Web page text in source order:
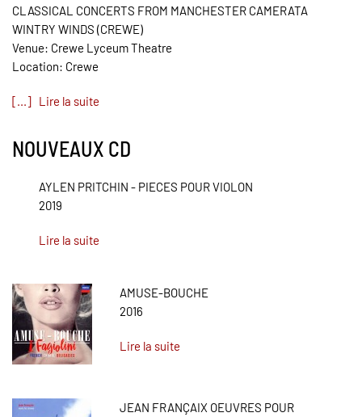
CLASSICAL CONCERTS FROM MANCHESTER CAMERATA
WINTRY WINDS (CREWE)
Venue: Crewe Lyceum Theatre
Location: Crewe
[...] Lire la suite
NOUVEAUX CD
AYLEN PRITCHIN - PIECES POUR VIOLON
2019
Lire la suite
AMUSE-BOUCHE
2016
Lire la suite
JEAN FRANÇAIX OEUVRES POUR